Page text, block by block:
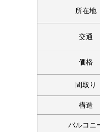
所在地
交通
価格
間取り
構造
バルコニ